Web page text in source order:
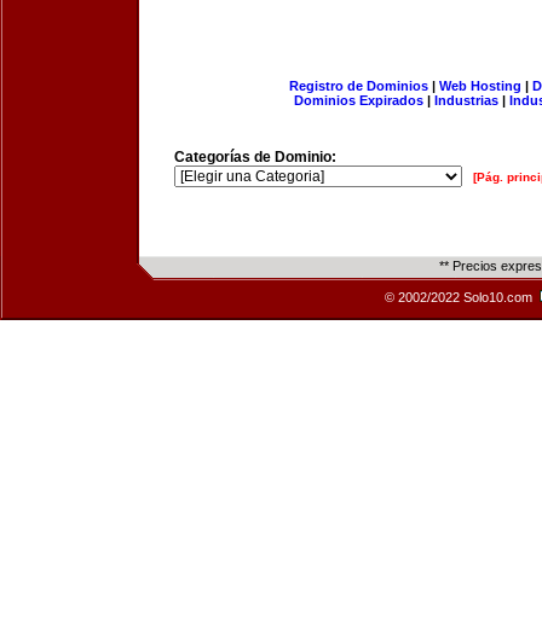
Registro de Dominios| Web Hosting |
Dominios Expirados | Industrias |
Categorías de Dominio:
[Pág.
** Precios
© 2002/2022 Solo10.com